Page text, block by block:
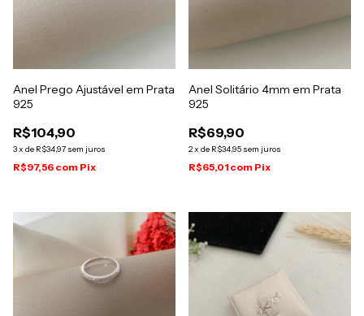
Anel Prego Ajustável em Prata
925
R$104,90
3x de R$34,97 sem juros
R$97,56 com Pix
Anel Solitário 4mm em Prata
925
R$69,90
2x de R$34,95 sem juros
R$65,01 com Pix